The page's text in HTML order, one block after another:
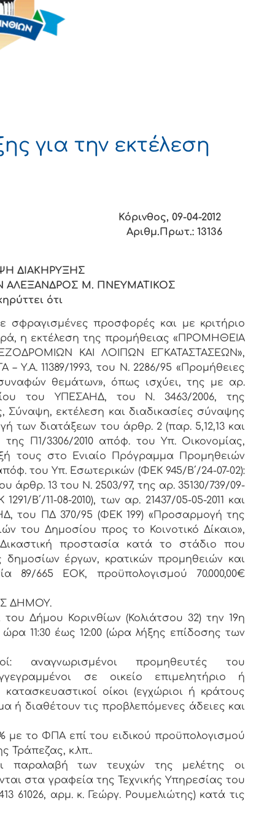
για την εκτέλεση
Κόρινθος, 09-04-2012
13136
ΔΙΑΚΗΡΥΞΗΣ
ΑΛΕΞΑΝΔΡΟΣ Μ. ΠΝΕΥΜΑΤΙΚΟΣ
ότι
σφραγισμένες προσφορές και με κριτήριο
η εκτέλεση της προμήθειας «ΠΡΟΜΗΘΕΙΑ
ΚΑΙ ΛΟΙΠΩΝ ΕΓΚΑΤΑΣΤΑΣΕΩΝ»,
Υ.Α. 11389/1993, του Ν. 2286/95 «Προμήθειες
θεμάτων», όπως ισχύει, της με αρ.
του ΥΠΕΣΑΗΔ, του Ν. 3463/2006, της
Σύναψη, εκτέλεση και διαδικασίες σύναψης
των διατάξεων του άρθρ. 2 (παρ. 5,12,13 και
της Π1/3306/2010 απόφ. του Υπ. Οικονομίας,
τους στο Ενιαίο Πρόγραμμα Προμηθειών
του Υπ. Εσωτερικών (ΦΕΚ 945/Β΄/24-07-02):
13 του Ν. 2503/97, της αρ. 35130/739/09-
Β΄/11-08-2010), των αρ. 21437/05-05-2011 και
του ΠΔ 370/95 (ΦΕΚ 199) «Προσαρμογή της
του Δημοσίου προς το Κοινοτικό Δίκαιο»,
προστασία κατά το στάδιο που
έργων, κρατικών προμηθειών και
665 ΕΟΚ, προϋπολογισμού 70.000,00€
ΔΗΜΟΥ.
Δήμου Κορινθίων (Κολιάτσου 32) την 19η
11:30 έως 12:00 (ώρα λήξης επίδοσης των
αναγνωρισμένοι προμηθευτές του
σε οικείο επιμελητήριο ή
οίκοι (εγχώριοι ή κράτους
ή διαθέτουν τις προβλεπόμενες άδειες και
με το ΦΠΑ επί του ειδικού προϋπολογισμού
Τράπεζας, κ.λπ..
παραλαβή των τευχών της μελέτης οι
στα γραφεία της Τεχνικής Υπηρεσίας του
61026, αρμ. κ. Γεώργ. Ρουμελιώτης) κατά τις